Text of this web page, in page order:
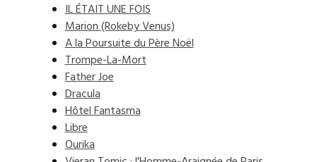
IL ÉTAIT UNE FOIS
Marion (Rokeby Venus)
A la Poursuite du Père Noël
Trompe-La-Mort
Father Joe
Dracula
Hôtel Fantasma
Libre
Ourika